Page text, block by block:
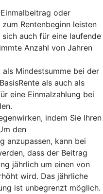
oder
Rentenbeginn leisten
auch für eine laufende
Anzahl von Jahren
Mindestsumme bei der
als auch als
eine Einmalzahlung bei
indem Sie Ihren
den
anzupassen, kann bei
dass der Beitrag
jährlich um einen von
wird. Das jährliche
ist unbegrenzt möglich.